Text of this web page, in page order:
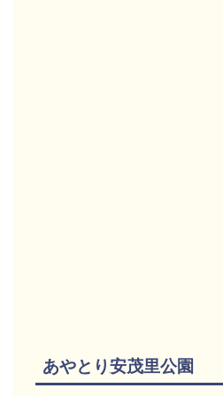
あやとり安茂里公園